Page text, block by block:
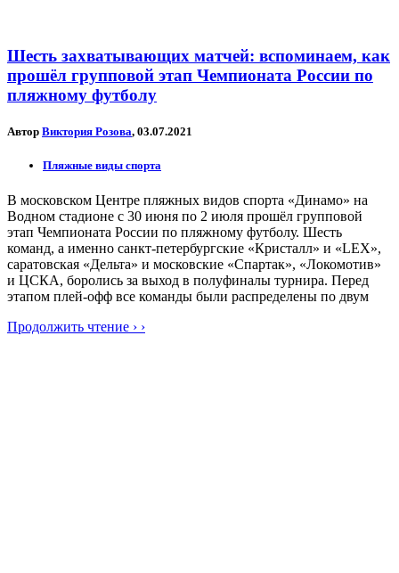
Шесть захватывающих матчей: вспоминаем, как
прошёл групповой этап Чемпионата России по
пляжному футболу
Автор Виктория Розова, 03.07.2021
Пляжные виды спорта
В московском Центре пляжных видов спорта «Динамо» на
Водном стадионе с 30 июня по 2 июля прошёл групповой
этап Чемпионата России по пляжному футболу. Шесть
команд, а именно санкт-петербургские «Кристалл» и «LEX»,
саратовская «Дельта» и московские «Спартак», «Локомотив»
и ЦСКА, боролись за выход в полуфиналы турнира. Перед
этапом плей-офф все команды были распределены по двум
Продолжить чтение › ›